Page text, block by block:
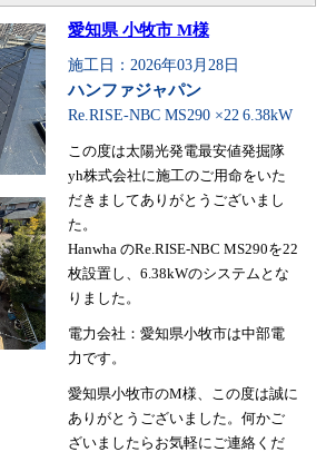
愛知県 小牧市 M様
施工日：2026年03月28日
ハンファジャパン
Re.RISE-NBC MS290 ×22 6.38kW
この度は太陽光発電最安値発掘隊
yh株式会社に施工のご用命をいた
だきましてありがとうございまし
た。
Hanwha のRe.RISE-NBC MS290を22
枚設置し、6.38kWのシステムとな
りました。
電力会社：愛知県小牧市は中部電
力です。
愛知県小牧市のM様、この度は誠に
ありがとうございました。何かご
ざいましたらお気軽にご連絡くだ